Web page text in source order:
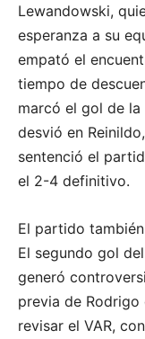
Lewandowski,
esperanza a su
empató el
tiempo de
marcó el gol de
desvió en
sentenció el
el 2-4 definitivo.
El partido
El segundo gol
generó
previa de
revisar el VAR,